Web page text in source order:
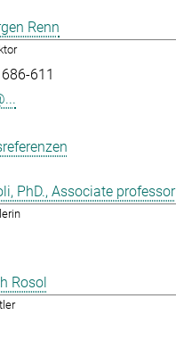
Renn
611
PhD., Associate professor
Rosol